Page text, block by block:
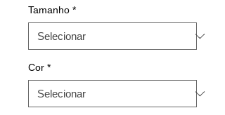
Tamanho *
Cor *